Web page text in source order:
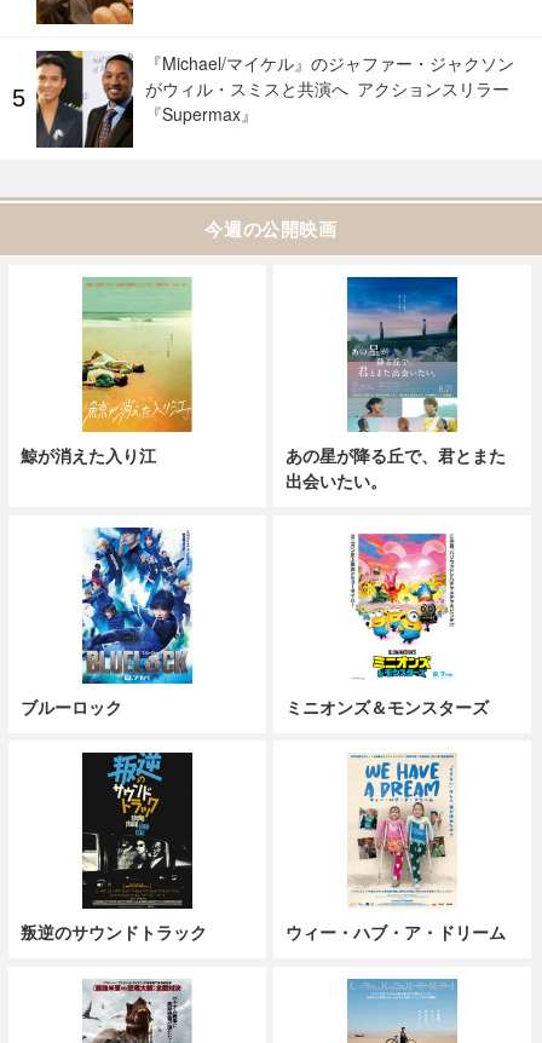
『Michael/マイケル』のジャファー・ジャクソン
がウィル・スミスと共演へ アクションスリラー
『Supermax』
今週の公開映画
鯨が消えた入り江
あの星が降る丘で、君とまた
出会いたい。
ブルーロック ミニオンズ＆モンスターズ
叛逆のサウンドトラック ウィー・ハブ・ア・ドリーム